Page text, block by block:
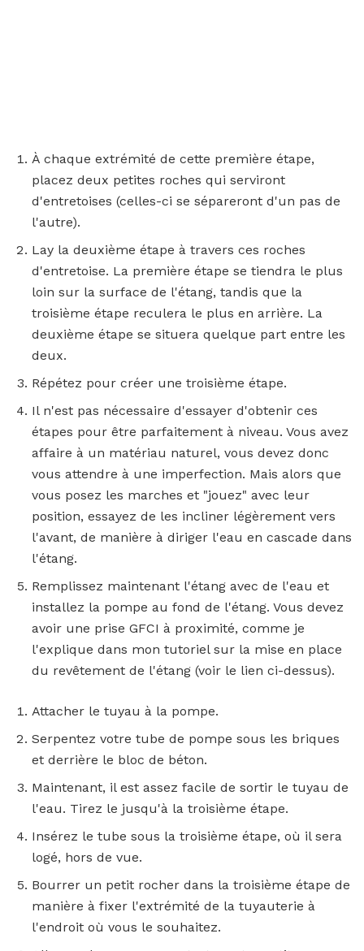
À chaque extrémité de cette première étape,
placez deux petites roches qui serviront
d'entretoises (celles-ci se sépareront d'un pas de
l'autre).
Lay la deuxième étape à travers ces roches
d'entretoise. La première étape se tiendra le plus
loin sur la surface de l'étang, tandis que la
troisième étape reculera le plus en arrière. La
deuxième étape se situera quelque part entre les
deux.
Répétez pour créer une troisième étape.
Il n'est pas nécessaire d'essayer d'obtenir ces
étapes pour être parfaitement à niveau. Vous avez
affaire à un matériau naturel, vous devez donc
vous attendre à une imperfection. Mais alors que
vous posez les marches et "jouez" avec leur
position, essayez de les incliner légèrement vers
l'avant, de manière à diriger l'eau en cascade dans
l'étang.
Remplissez maintenant l'étang avec de l'eau et
installez la pompe au fond de l'étang. Vous devez
avoir une prise GFCI à proximité, comme je
l'explique dans mon tutoriel sur la mise en place
du revêtement de l'étang (voir le lien ci-dessus).
Attacher le tuyau à la pompe.
Serpentez votre tube de pompe sous les briques
et derrière le bloc de béton.
Maintenant, il est assez facile de sortir le tuyau de
l'eau. Tirez le jusqu'à la troisième étape.
Insérez le tube sous la troisième étape, où il sera
logé, hors de vue.
Bourrer un petit rocher dans la troisième étape de
manière à fixer l'extrémité de la tuyauterie à
l'endroit où vous le souhaitez.